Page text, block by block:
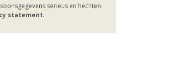
serieus en hechten
statement.